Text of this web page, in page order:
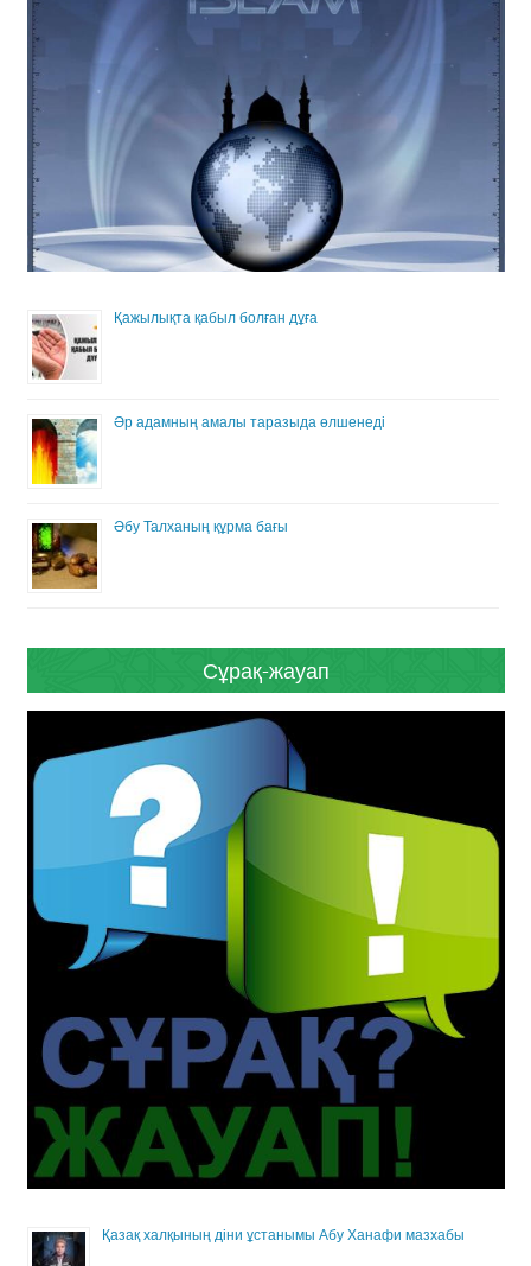
Қажылықта қабыл болған дұға
Әр адамның амалы таразыда өлшенеді
Әбу Талханың құрма бағы
Сұрақ-жауап
Қазақ халқының діни ұстанымы Абу Ханафи мазхабы